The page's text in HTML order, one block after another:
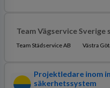
Team Vägservice
Team Städservice AB Västra
Projektledare inom
säkerhetssystem